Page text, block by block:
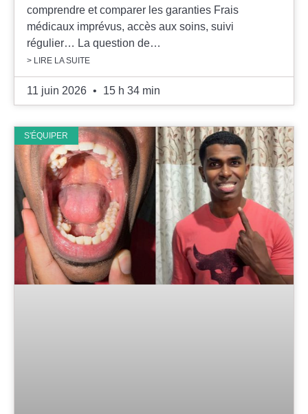
comprendre et comparer les garanties Frais
médicaux imprévus, accès aux soins, suivi
régulier… La question de…
> LIRE LA SUITE
11 juin 2026 15 h 34 min
S'ÉQUIPER
santé et accepte la politique de
confidentialité